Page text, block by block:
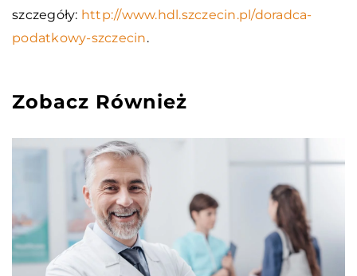
szczegóły: http://www.hdl.szczecin.pl/doradca-
podatkowy-szczecin.
Zobacz Również